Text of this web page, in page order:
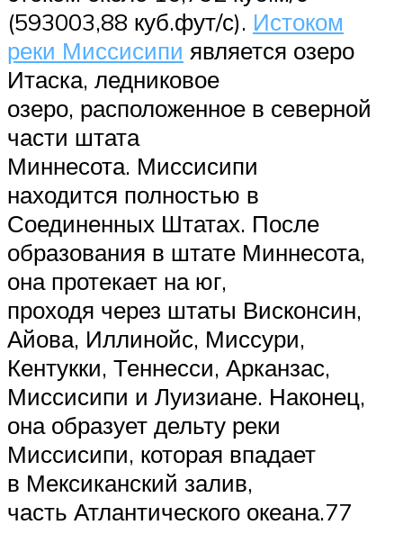
(593003,88 куб.фут/с). Истоком
реки Миссисипи является озеро
Итаска, ледниковое
озеро, расположенное в северной
части штата
Миннесота. Миссисипи
находится полностью в
Соединенных Штатах. После
образования в штате Миннесота,
она протекает на юг,
проходя через штаты Висконсин,
Айова, Иллинойс, Миссури,
Кентукки, Теннесси, Арканзас,
Миссисипи и Луизиане. Наконец,
она образует дельту реки
Миссисипи, которая впадает
в Мексиканский залив,
часть Атлантического океана.77